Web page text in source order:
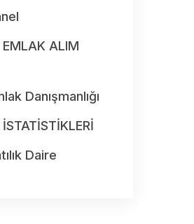
ALIM
Danışmanlığı
Daire